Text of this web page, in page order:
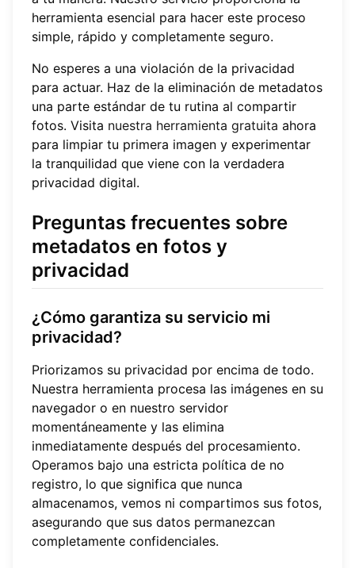
herramienta esencial para hacer este proceso
simple, rápido y completamente seguro.
No esperes a una violación de la privacidad
para actuar. Haz de la eliminación de metadatos
una parte estándar de tu rutina al compartir
fotos. Visita nuestra herramienta gratuita ahora
para limpiar tu primera imagen y experimentar
la tranquilidad que viene con la verdadera
privacidad digital.
Preguntas frecuentes sobre
metadatos en fotos y
privacidad
¿Cómo garantiza su servicio mi
privacidad?
Priorizamos su privacidad por encima de todo.
Nuestra herramienta procesa las imágenes en su
navegador o en nuestro servidor
momentáneamente y las elimina
inmediatamente después del procesamiento.
Operamos bajo una estricta política de no
registro, lo que significa que nunca
almacenamos, vemos ni compartimos sus fotos,
asegurando que sus datos permanezcan
completamente confidenciales.